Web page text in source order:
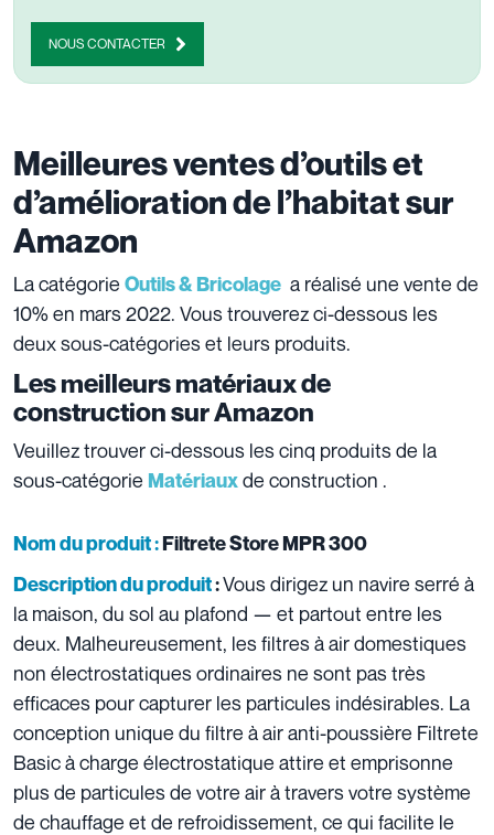
NOUS CONTACTER
Meilleures ventes d’outils et
d’amélioration de l’habitat sur
Amazon
La catégorie Outils & Bricolage a réalisé une vente de
10% en mars 2022. Vous trouverez ci-dessous les
deux sous-catégories et leurs produits.
Les meilleurs matériaux de
construction sur Amazon
Veuillez trouver ci-dessous les cinq produits de la
sous-catégorie Matériauxde construction .
Nom du produit :Filtrete Store MPR 300
Description du produit:Vous dirigez un navire serré à
la maison, du sol au plafond — et partout entre les
deux. Malheureusement, les filtres à air domestiques
non électrostatiques ordinaires ne sont pas très
efficaces pour capturer les particules indésirables. La
conception unique du filtre à air anti-poussière Filtrete
Basic à charge électrostatique attire et emprisonne
plus de particules de votre air à travers votre système
de chauffage et de refroidissement, ce qui facilite le